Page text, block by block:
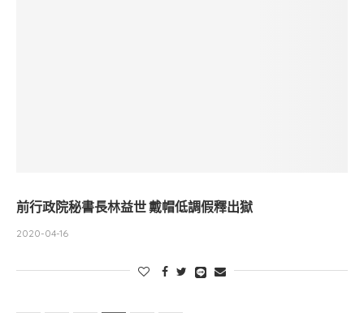
前行政院秘書長林益世 戴帽低調假釋出獄
2020-04-16